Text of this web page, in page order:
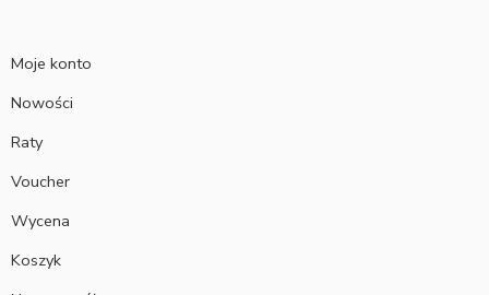
Moje konto
Nowości
Raty
Voucher
Wycena
Koszyk